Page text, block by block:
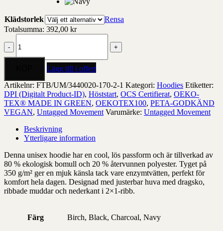
Klädstorlek
Rensa
Totalsumma: 392,00 kr
Ocs
Rcs
Fit
mängd
Lägg till i offert
Artikelnr: FTB/UM/3440020-170-2-1 Kategori: Hoodies Etiketter:
DPI (Digitalt Product-ID), Höststart, OCS Certifierat, OEKO-
TEX® MADE IN GREEN, OEKOTEX100, PETA-GODKÄND
VEGAN, Untagged Movement Varumärke: Untagged Movement
Beskrivning
Ytterligare information
Denna unisex hoodie har en cool, lös passform och är tillverkad av
80 % ekologisk bomull och 20 % återvunnen polyester. Tyget på
350 g/m² ger en mjuk känsla tack vare enzymtvätten, perfekt för
komfort hela dagen. Designad med justerbar huva med dragsko,
ribbade muddar och nederkant i 2×1-ribb.
Färg Birch, Black, Charcoal, Navy